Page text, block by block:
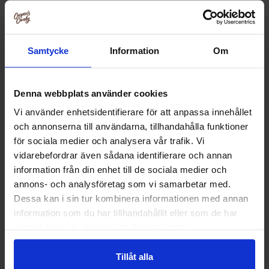
Samtycke Information Om
Denna webbplats använder cookies
Vi använder enhetsidentifierare för att anpassa innehållet
och annonserna till användarna, tillhandahålla funktioner
för sociala medier och analysera vår trafik. Vi
vidarebefordrar även sådana identifierare och annan
information från din enhet till de sociala medier och
annons- och analysföretag som vi samarbetar med.
Dessa kan i sin tur kombinera informationen med annan
information som du har tillhandahållit eller som de har
Tillåt alla
Muut pitivät
I Mei French Cookies Strawberry Flavor